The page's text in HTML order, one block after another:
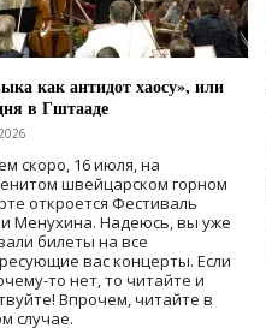
как антидот хаосу», или
в Гштааде
скоро, 16 июля, на
швейцарском горном
откроется Фестиваль
Менухина. Надеюсь, вы уже
билеты на все
вас концерты. Если
то нет, то читайте и
Впрочем, читайте в
случае.